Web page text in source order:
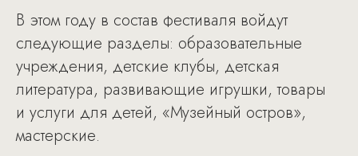
В этом году в состав фестиваля войдут
следующие разделы: образовательные
учреждения, детские клубы, детская
литература, развивающие игрушки, товары
и услуги для детей, «Музейный остров»,
мастерские.